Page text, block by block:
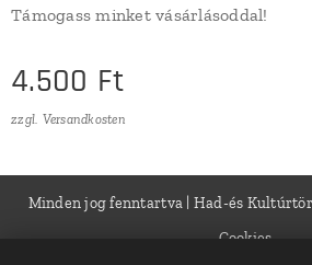
Támogass minket vásárlásoddal!
4.500 Ft
zzgl. Versandkosten
Minden jog fenntartva | Had-és
Cookies